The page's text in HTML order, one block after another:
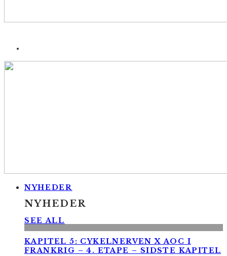
NYHEDER
NYHEDER
SEE ALL
KAPITEL 5: CYKELNERVEN X AOC I
FRANKRIG – 4. ETAPE – SIDSTE KAPITEL